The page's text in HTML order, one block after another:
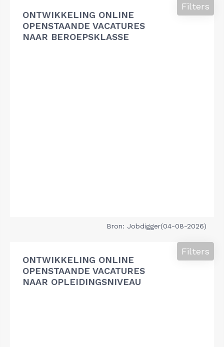
ONTWIKKELING ONLINE
OPENSTAANDE VACATURES
NAAR BEROEPSKLASSE
Filters
Bron: Jobdigger(04-08-2026)
ONTWIKKELING ONLINE
OPENSTAANDE VACATURES
NAAR OPLEIDINGSNIVEAU
Filters